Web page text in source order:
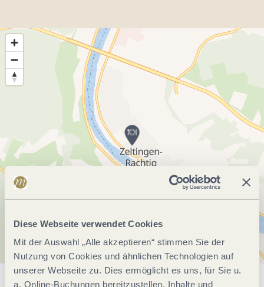
Diese Webseite verwendet Cookies
Mit der Auswahl „Alle akzeptieren“ stimmen Sie der
Nutzung von Cookies und ähnlichen Technologien auf
unserer Webseite zu. Dies ermöglicht es uns, für Sie u.
a. Online-Buchungen bereitzustellen, Inhalte und